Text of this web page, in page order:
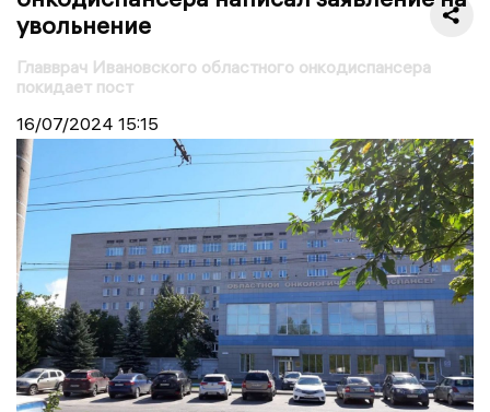
увольнение
Главврач Ивановского областного онкодиспансера
покидает пост
16/07/2024 15:15